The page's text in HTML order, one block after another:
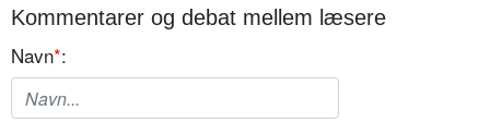
Kommentarer og debat mellem læsere
Navn*: